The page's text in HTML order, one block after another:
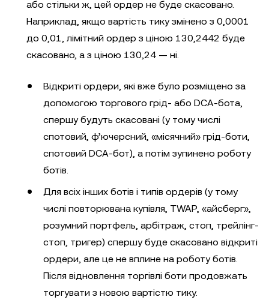
або стільки ж, цей ордер не буде скасовано.
Наприклад, якщо вартість тику змінено з 0,0001
до 0,01, лімітний ордер з ціною 130,2442 буде
скасовано, а з ціною 130,24 — ні.
Відкриті ордери, які вже було розміщено за
допомогою торгового грід- або DCA-бота,
спершу будуть скасовані (у тому числі
спотовий, ф’ючерсний, «місячний» грід-боти,
спотовий DCA-бот), а потім зупинено роботу
ботів.
Для всіх інших ботів і типів ордерів (у тому
числі повторювана купівля, TWAP, «айсберг»,
розумний портфель, арбітраж, стоп, трейлінг-
стоп, тригер) спершу буде скасовано відкриті
ордери, але це не вплине на роботу ботів.
Після відновлення торгівлі боти продовжать
торгувати з новою вартістю тику.